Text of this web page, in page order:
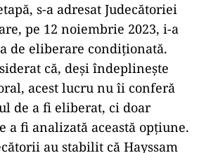
s-a adresat Judecătoriei
pe 12 noiembrie 2023, i-a
de eliberare condiționată.
că, deși îndeplinește
acest lucru nu îi conferă
de a fi eliberat, ci doar
a fi analizată această opțiune.
au stabilit că Hayssam